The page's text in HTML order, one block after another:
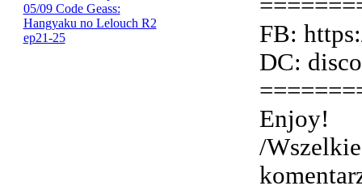
05/09 Code Geass:
Hangyaku no Lelouch R2
ep21-25
FB:
DC:
Enjoy!
/